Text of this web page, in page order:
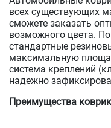
всех существующих
сможете заказать
возможного цвета.
стандартные
максимальную
система креплений
надежно
Преимущества